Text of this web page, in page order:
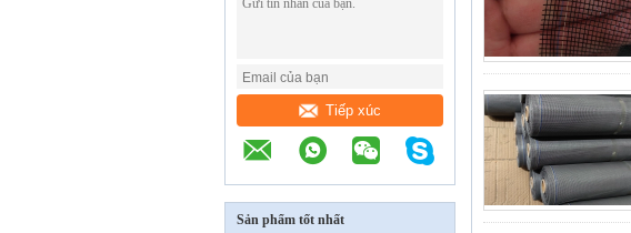
Tiếp xúc
Sản phẩm tốt nhất